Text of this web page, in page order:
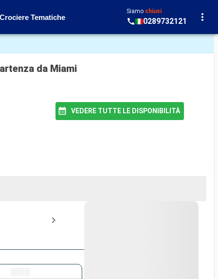
Crociere Tematiche
Siamo chiusi
0289732121
da Miami
VEDERE TUTTE LE DISPONIBILITÀ